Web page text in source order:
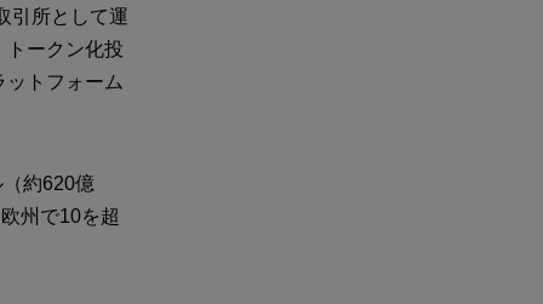
引所として運
トークン化投
トフォーム
約620億
州で10を超